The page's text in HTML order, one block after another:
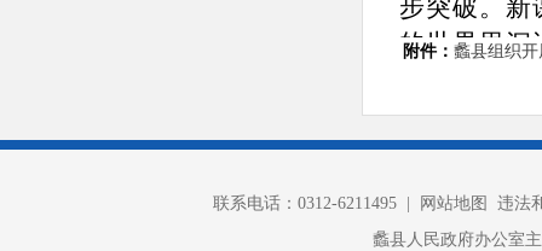
步突破。新
的世界里沉
教师们
评，侯亚
要求：一是
附件： 蠡县组织
联系电话：0312-6211495 | 网站地图
违法
蠡县人民政府办公